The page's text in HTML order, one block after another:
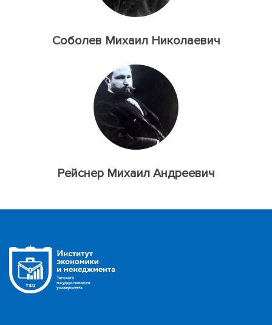
Соболев Михаил Николаевич
Рейснер Михаил Андреевич